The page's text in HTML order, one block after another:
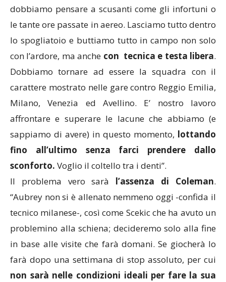
dobbiamo pensare a scusanti come gli infortuni o
le tante ore passate in aereo. Lasciamo tutto dentro
lo spogliatoio e buttiamo tutto in campo non solo
con l’ardore, ma anche con tecnica e testa libera.
Dobbiamo tornare ad essere la squadra con il
carattere mostrato nelle gare contro Reggio Emilia,
Milano, Venezia ed Avellino. E’ nostro lavoro
affrontare e superare le lacune che abbiamo (e
sappiamo di avere) in questo momento, lottando
fino all’ultimo senza farci prendere dallo
sconforto. Voglio il coltello tra i denti”.
Il problema vero sarà l’assenza di Coleman.
“Aubrey non si è allenato nemmeno oggi -confida il
tecnico milanese-, così come Scekic che ha avuto un
problemino alla schiena; decideremo solo alla fine
in base alle visite che farà domani. Se giocherà lo
farà dopo una settimana di stop assoluto, per cui
non sarà nelle condizioni ideali per fare la sua